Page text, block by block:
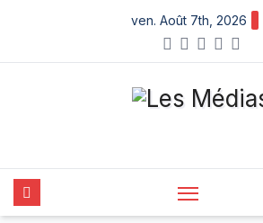
content
ven. Août 7th, 2026